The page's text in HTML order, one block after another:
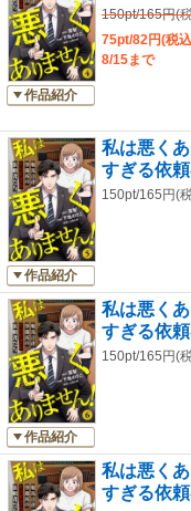
作品紹介
150pt/165円(
75pt/82円(税
8/15まで
作品紹介
私は悪く
すぎる依
150pt/165円(
作品紹介
私は悪く
すぎる依
150pt/165円(
私は悪く
すぎる依